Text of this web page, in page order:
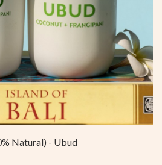
Natural) - Ubud